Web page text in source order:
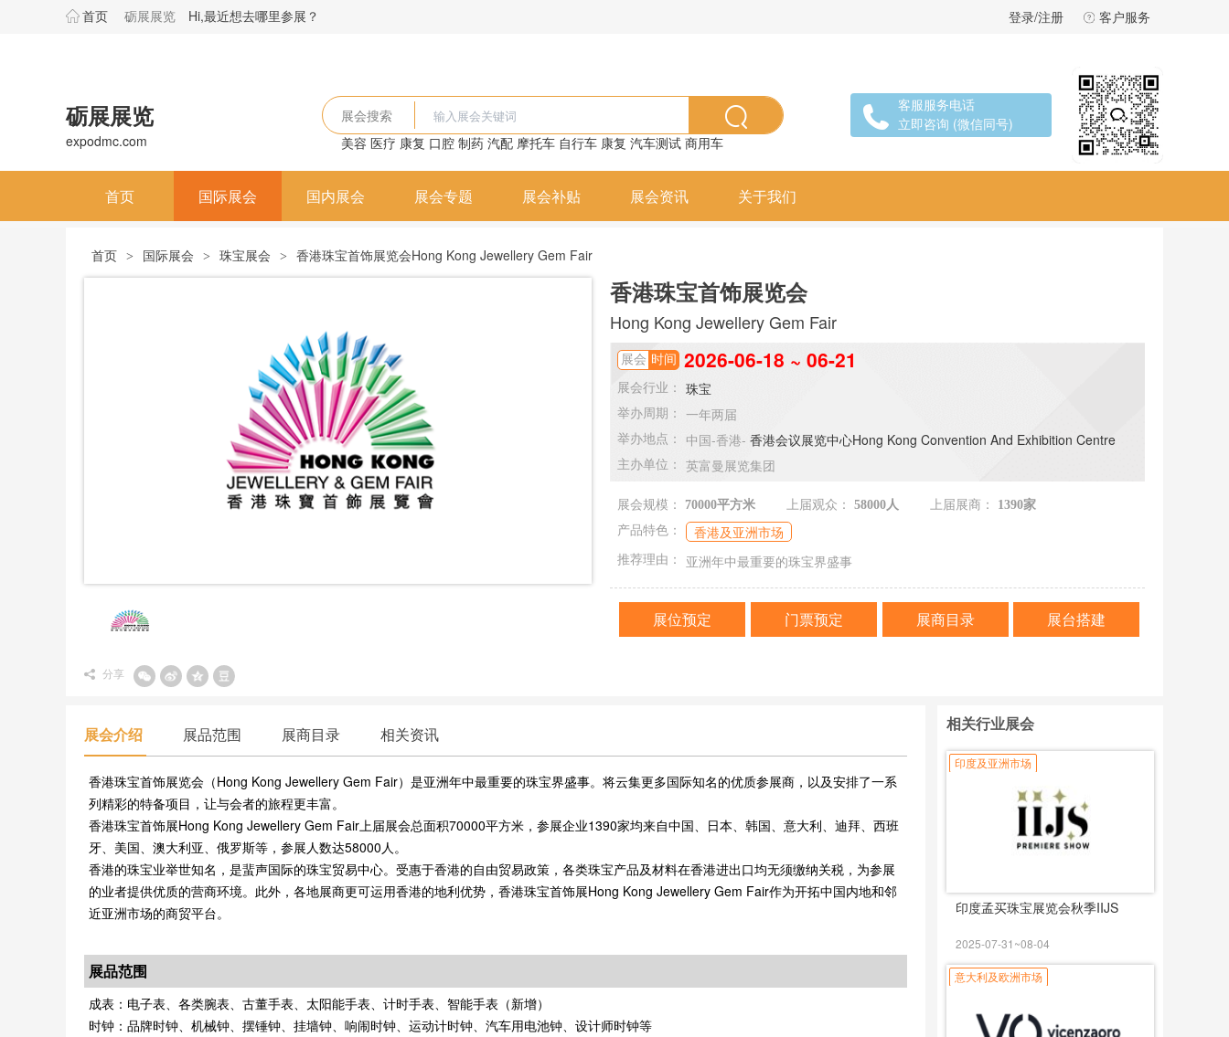
首页 砺展展览 Hi,最近想去哪里参展？ 登录/注册 客户服务
砺展展览
expodmc.com
展会搜索
美容 医疗 康复 口腔 制药 汽配 摩托车 自行车 康复 汽车测试 商用车
客服服务电话
立即咨询 (微信同号)
首页 国际展会 国内展会 展会专题 展会补贴 展会资讯 关于我们
首页 > 国际展会 > 珠宝展会 > 香港珠宝首饰展览会Hong Kong Jewellery Gem Fair
分享
香港珠宝首饰展览会
Hong Kong Jewellery Gem Fair
展会 时间 2026-06-18 ~ 06-21
展会行业： 珠宝
举办周期： 一年两届
举办地点： 中国-香港- 香港会议展览中心Hong Kong Convention And Exhibition Centre
主办单位： 英富曼展览集团
展会规模： 70000平方米 上届观众： 58000人 上届展商：
1390家
产品特色：
香港及亚洲市场
推荐理由： 亚洲年中最重要的珠宝界盛事
展位预定 门票预定 展商目录 展台搭建
展会介绍 展品范围 展商目录 相关资讯
香港珠宝首饰展览会（Hong Kong Jewellery Gem Fair）是亚洲年中最重要的珠宝界盛事。将云集更多国际知名的优质参展商，以及安排了一系
列精彩的特备项目，让与会者的旅程更丰富。
香港珠宝首饰展Hong Kong Jewellery Gem Fair上届展会总面积70000平方米，参展企业1390家均来自中国、日本、韩国、意大利、迪拜、西班
牙、美国、澳大利亚、俄罗斯等，参展人数达58000人。
香港的珠宝业举世知名，是蜚声国际的珠宝贸易中心。受惠于香港的自由贸易政策，各类珠宝产品及材料在香港进出口均无须缴纳关税，为参展
的业者提供优质的营商环境。此外，各地展商更可运用香港的地利优势，香港珠宝首饰展Hong Kong Jewellery Gem Fair作为开拓中国内地和邻
近亚洲市场的商贸平台。
展品范围
成表：电子表、各类腕表、古董手表、太阳能手表、计时手表、智能手表（新增）
时钟：品牌时钟、机械钟、摆锤钟、挂墙钟、响闹时钟、运动计时钟、汽车用电池钟、设计师时钟等
相关行业展会
印度及亚洲市场
印度孟买珠宝展览会秋季IIJS
2025-07-31~08-04
意大利及欧洲市场